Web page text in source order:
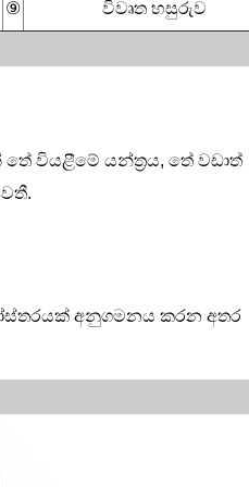
⑨ විවෘත හසුරුව
වියළීමේ යන්ත්‍රය, තේ වඩාත්
අනුගමනය කරන අතර